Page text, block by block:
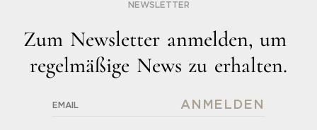
NEWSLETTER
Zum Newsletter anmelden, um
regelmäßige News zu erhalten.